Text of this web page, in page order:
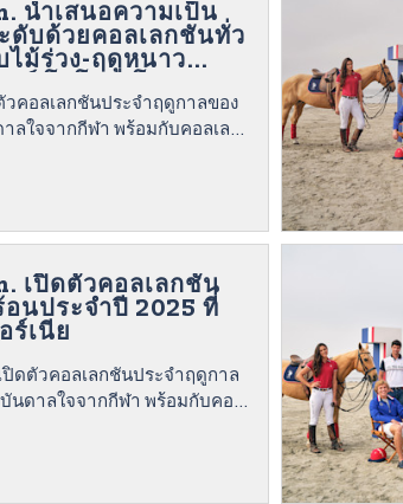
นำเสนอความเป็น
ดับด้วยคอลเลกชันทั่ว
ไม้ร่วง-ฤดูหนาว
คอลเลกชันประจำฤดูกาลของ
ลใจจากกีฬา พร้อมกับคอลเลก
เปิดตัวคอลเลกชัน
นประจำปี 2025 ที่
ร์เนีย
ปิดตัวคอลเลกชันประจำฤดูกาล
นดาลใจจากกีฬา พร้อมกับคอล